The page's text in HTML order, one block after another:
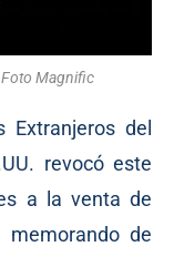
Magnific
del
revocó este
a la venta de
de